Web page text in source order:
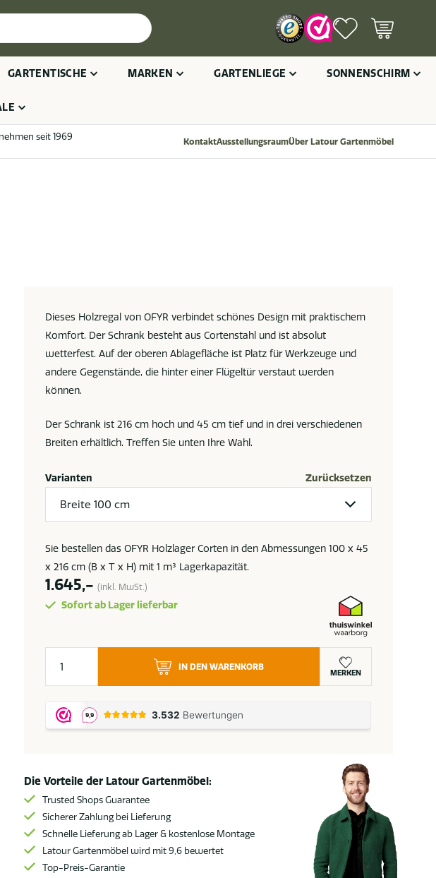
GARTENTISCHE MARKEN GARTENLIEGE SONNENSCHIRM
seit 1969
KontaktAusstellungsraumÜber Latour Gartenmöbel
Dieses Holzregal von OFYR verbindet schönes Design mit praktischem
Komfort. Der Schrank besteht aus Cortenstahl und ist absolut
wetterfest. Auf der oberen Ablagefläche ist Platz für Werkzeuge und
andere Gegenstände, die hinter einer Flügeltür verstaut werden
können.
Der Schrank ist 216 cm hoch und 45 cm tief und in drei verschiedenen
Breiten erhältlich. Treffen Sie unten Ihre Wahl.
Varianten Zurücksetzen
Sie bestellen das OFYR Holzlager Corten in den Abmessungen 100 x 45
x 216 cm (B x T x H) mit 1 m³ Lagerkapazität.
1.645,- (inkl. MwSt.)
Sofort ab Lager lieferbar
Holzlagerung
Menge
IN DEN WARENKORB
MERKEN
Die Vorteile der Latour Gartenmöbel:
Trusted Shops Guarantee
Sicherer Zahlung bei Lieferung
Schnelle Lieferung ab Lager & kostenlose Montage
Latour Gartenmöbel wird mit 9,6 bewertet
Top-Preis-Garantie